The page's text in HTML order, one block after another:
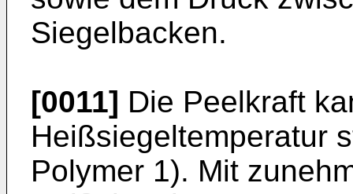
Siegelbacken.
[0011] Die Peelkraft
Heißsiegeltemperatur
Polymer 1). Mit